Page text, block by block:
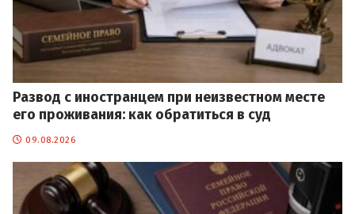
Развод с иностранцем при неизвестном месте
его проживания: как обратиться в суд
09.08.2026